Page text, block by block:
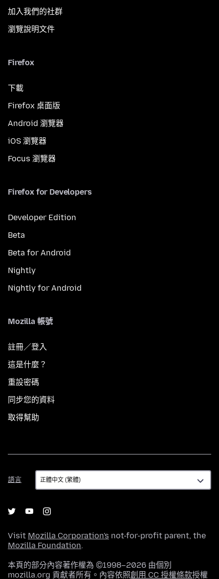
加入我們的社群
瀏覽說明文件
Firefox
下載
Firefox 桌面版
Android 瀏覽器
iOS 瀏覽器
Focus 瀏覽器
Firefox for Developers
Developer Edition
Beta
Beta for Android
Nightly
Nightly for Android
Mozilla 帳號
註冊／登入
這是什麼？
重設密碼
同步您的資料
取得幫助
語言
語
言
Visit Mozilla Corporation's not-for-profit parent, the
Mozilla Foundation.
本頁的部分內容著作權為 ©1998–2026 由個別
mozilla.org 貢獻者所有。內容依照創用 CC 授權條款授權